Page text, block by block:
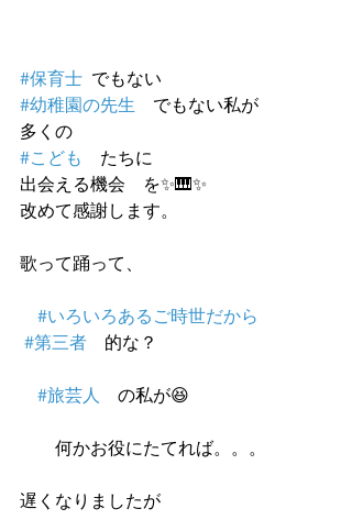
#保育士
  でもない
#幼稚園の先生 でもない私が
多くの
#こども たちに
出会える機会　を✨🎹✨
改めて感謝します。
歌って踊って、
#いろいろあるご時世だから
#第三者 的な？
#旅芸人 の私が😆
何かお役にたてれば。。。
遅くなりましたが